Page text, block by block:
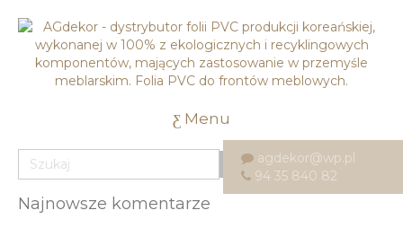
Menu
agdekor@wp.pl
94 35 840 82
Najnowsze komentarze